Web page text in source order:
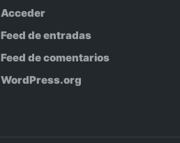
Acceder
Feed de entradas
Feed de comentarios
WordPress.org